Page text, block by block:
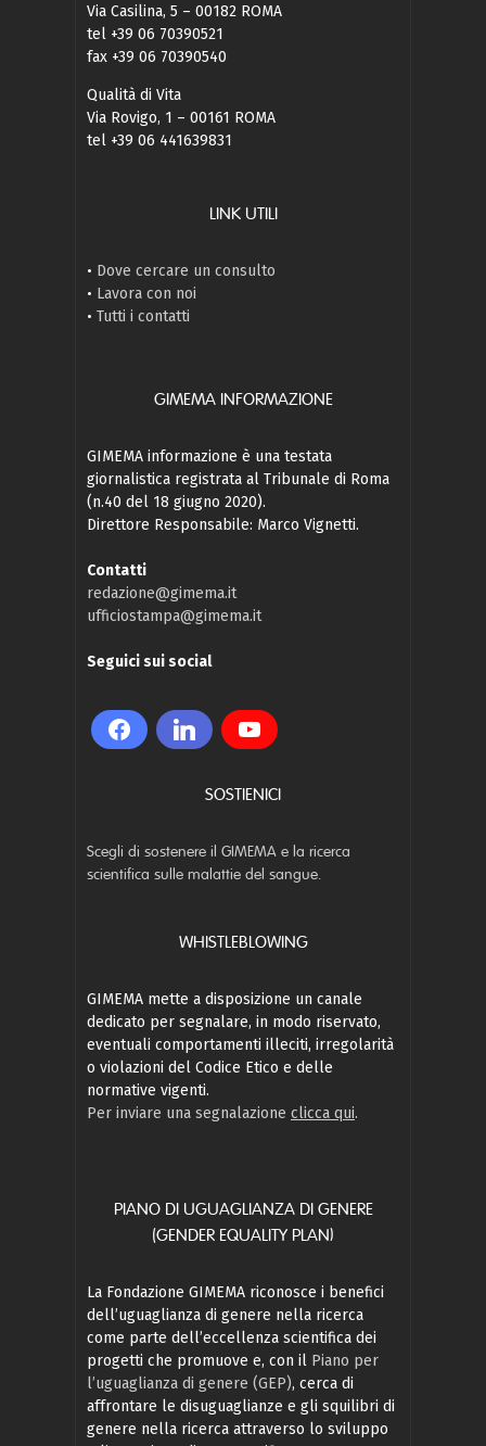
Via Casilina, 5 – 00182 ROMA
tel +39 06 70390521
fax +39 06 70390540
Qualità di Vita
Via Rovigo, 1 – 00161 ROMA
tel +39 06 441639831
LINK UTILI
• Dove cercare un consulto
• Lavora con noi
• Tutti i contatti
GIMEMA INFORMAZIONE
GIMEMA informazione è una testata
giornalistica registrata al Tribunale di Roma
(n.40 del 18 giugno 2020).
Direttore Responsabile: Marco Vignetti.
Contatti
redazione@gimema.it
ufficiostampa@gimema.it
Seguici sui social
SOSTIENICI
Scegli di sostenere il GIMEMA e la ricerca
scientifica sulle malattie del sangue.
WHISTLEBLOWING
GIMEMA mette a disposizione un canale
dedicato per segnalare, in modo riservato,
eventuali comportamenti illeciti, irregolarità
o violazioni del Codice Etico e delle
normative vigenti.
Per inviare una segnalazione clicca qui.
PIANO DI UGUAGLIANZA DI GENERE
(GENDER EQUALITY PLAN)
La Fondazione GIMEMA riconosce i benefici
dell’uguaglianza di genere nella ricerca
come parte dell’eccellenza scientifica dei
progetti che promuove e, con il Piano per
l’uguaglianza di genere (GEP), cerca di
affrontare le disuguaglianze e gli squilibri di
genere nella ricerca attraverso lo sviluppo